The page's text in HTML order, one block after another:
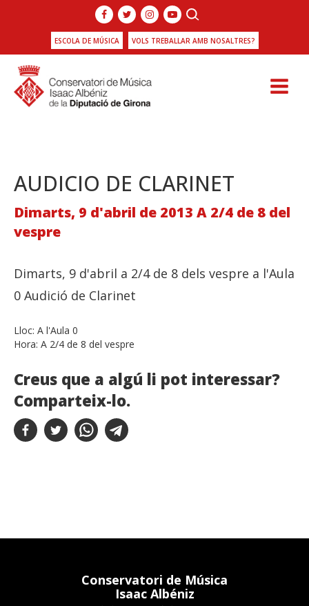
ESCOLA DE MÚSICA VOLS TREBALLAR AMB NOSALTRES?
AUDICIO DE CLARINET
Dimarts, 9 d'abril de 2013 A 2/4 de 8 del
vespre
Dimarts, 9 d'abril a 2/4 de 8 dels vespre a l'Aula
0 Audició de Clarinet
Lloc: A l'Aula 0
Hora: A 2/4 de 8 del vespre
Creus que a algú li pot interessar?
Comparteix-lo.
Conservatori de Música
Isaac Albéniz